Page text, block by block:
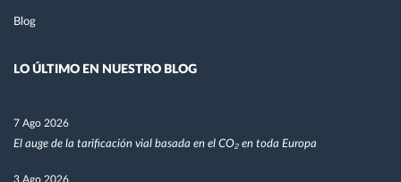
Blog
LO ÚLTIMO EN NUESTRO BLOG
7 Ago 2026
El auge de la tarificación vial basada en el CO₂ en toda Europa
3 Ago 2026